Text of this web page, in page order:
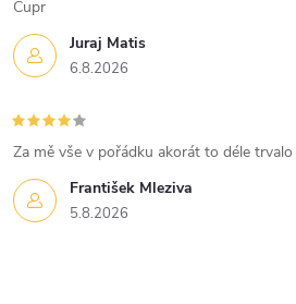
k
y
v
ý
p
Juraj Matis
6.8.2026
Cupr
František Mleziva
5.8.2026
Za mě vše v pořádku akorát to déle trvalo